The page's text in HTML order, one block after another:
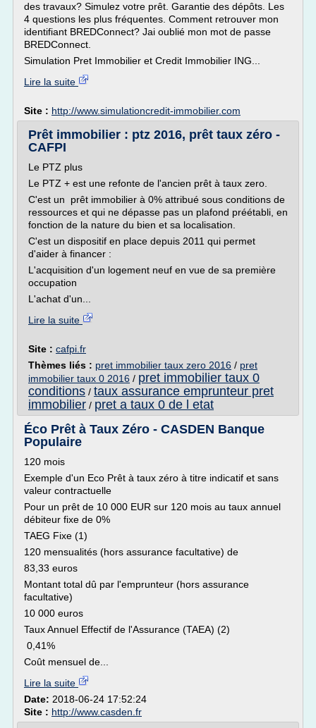
des travaux? Simulez votre prêt. Garantie des dépôts. Les
4 questions les plus fréquentes. Comment retrouver mon
identifiant BREDConnect? Jai oublié mon mot de passe
BREDConnect.
Simulation Pret Immobilier et Credit Immobilier ING...
Lire la suite
Site : http://www.simulationcredit-immobilier.com
Prêt immobilier : ptz 2016, prêt taux zéro -
CAFPI
Le PTZ plus
Le PTZ + est une refonte de l'ancien prêt à taux zero.
C'est un prêt immobilier à 0% attribué sous conditions de
ressources et qui ne dépasse pas un plafond préétabli, en
fonction de la nature du bien et sa localisation.
C'est un dispositif en place depuis 2011 qui permet
d'aider à financer :
L'acquisition d'un logement neuf en vue de sa première
occupation
L'achat d'un...
Lire la suite
Site : cafpi.fr
Thèmes liés : pret immobilier taux zero 2016 / pret
immobilier taux 0 2016 / pret immobilier taux 0
conditions / taux assurance emprunteur pret
immobilier / pret a taux 0 de l etat
Éco Prêt à Taux Zéro - CASDEN Banque
Populaire
120 mois
Exemple d'un Eco Prêt à taux zéro à titre indicatif et sans
valeur contractuelle
Pour un prêt de 10 000 EUR sur 120 mois au taux annuel
débiteur fixe de 0%
TAEG Fixe (1)
120 mensualités (hors assurance facultative) de
83,33 euros
Montant total dû par l'emprunteur (hors assurance
facultative)
10 000 euros
Taux Annuel Effectif de l'Assurance (TAEA) (2)
0,41%
Coût mensuel de...
Lire la suite
Date: 2018-06-24 17:52:24
Site : http://www.casden.fr